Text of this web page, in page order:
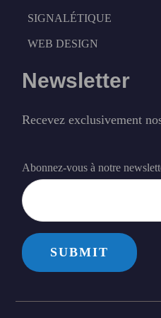
SIGNALÉTIQUE
WEB DESIGN
Newsletter
Recevez exclusivement
Abonnez-vous à notre